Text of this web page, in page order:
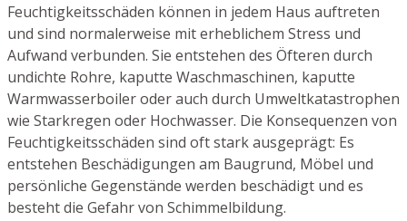
Feuchtigkeitsschäden können in jedem Haus auftreten
und sind normalerweise mit erheblichem Stress und
Aufwand verbunden. Sie entstehen des Öfteren durch
undichte Rohre, kaputte Waschmaschinen, kaputte
Warmwasserboiler oder auch durch Umweltkatastrophen
wie Starkregen oder Hochwasser. Die Konsequenzen von
Feuchtigkeitsschäden sind oft stark ausgeprägt: Es
entstehen Beschädigungen am Baugrund, Möbel und
persönliche Gegenstände werden beschädigt und es
besteht die Gefahr von Schimmelbildung.